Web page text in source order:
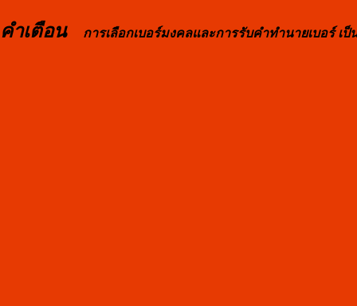
คำเตือน การเลือกเบอร์มงคลและการรับคำทำนายเบอร์